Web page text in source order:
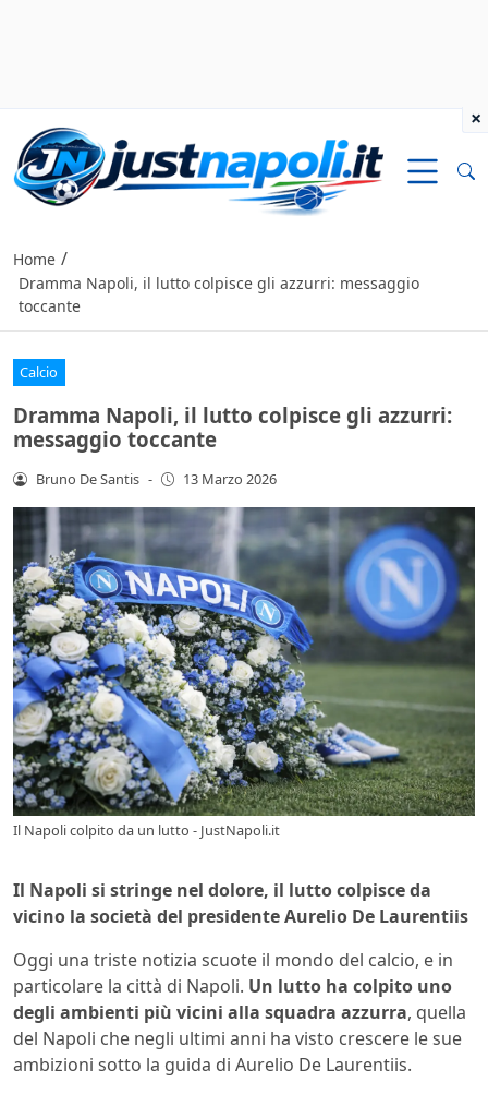
Home /
Dramma Napoli, il lutto colpisce gli azzurri: messaggio
toccante
Calcio
Dramma Napoli, il lutto colpisce gli azzurri:
messaggio toccante
Bruno De Santis - 13 Marzo 2026
Il Napoli colpito da un lutto - JustNapoli.it
Il Napoli si stringe nel dolore, il lutto colpisce da
vicino la società del presidente Aurelio De Laurentiis
Oggi una triste notizia scuote il mondo del calcio, e in
particolare la città di Napoli. Un lutto ha colpito uno
degli ambienti più vicini alla squadra azzurra, quella
del Napoli che negli ultimi anni ha visto crescere le sue
ambizioni sotto la guida di Aurelio De Laurentiis.
×